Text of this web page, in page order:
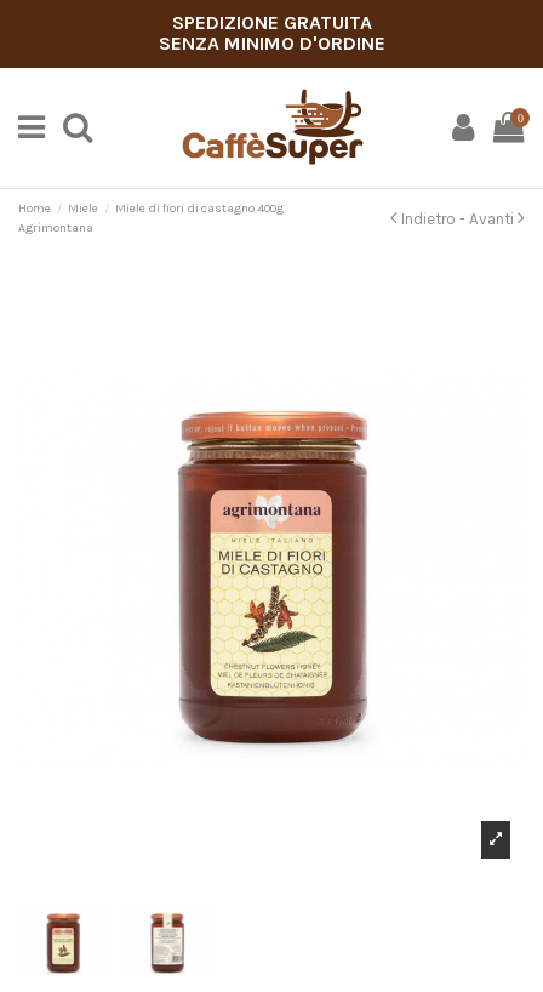
SPEDIZIONE GRATUITA
SENZA MINIMO D'ORDINE
0
Home Miele
Miele di fiori di castagno 400g
Agrimontana
Indietro - Avanti